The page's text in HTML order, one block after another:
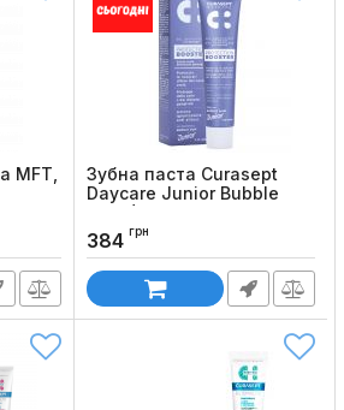
MFT,
Зубна паста Curasept
Daycare Junior Bubble
Gum (50 мл)
Код товару:
384 грн